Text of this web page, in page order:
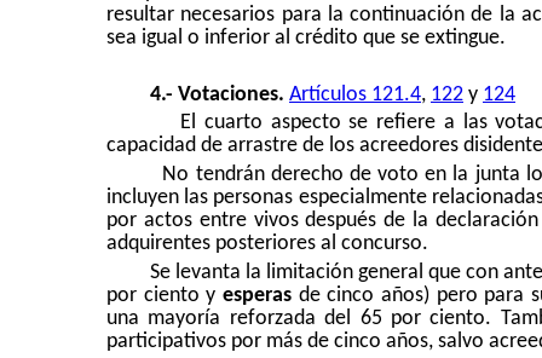
resultar necesarios para la continuación de la
sea igual o inferior al crédito que se extingue.
4.- Votaciones. Artículos 121.4, 122 y 124
El cuarto aspecto se refiere a las
capacidad de arrastre de los acreedores
No tendrán derecho de voto en la junta
incluyen las personas especialmente
por actos entre vivos después de la
adquirentes posteriores al concurso.
Se levanta la limitación general que con
por ciento y esperas de cinco años) pero para
una mayoría reforzada del 65 por ciento.
participativos por más de cinco años, salvo